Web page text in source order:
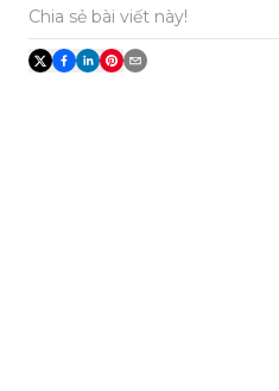
Chia sẻ bài viết này!